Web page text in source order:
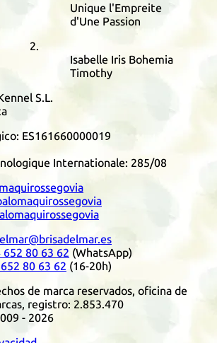
Unique l'Empreite
d'Une Passion
Isabelle Iris Bohemia
Timothy
S.L.
ES161660000019
Internationale: 285/08
652 80 63 62 (WhatsApp)
80 63 62 (16-20h)
de marca reservados, oficina de
registro: 2.853.470
- 2026